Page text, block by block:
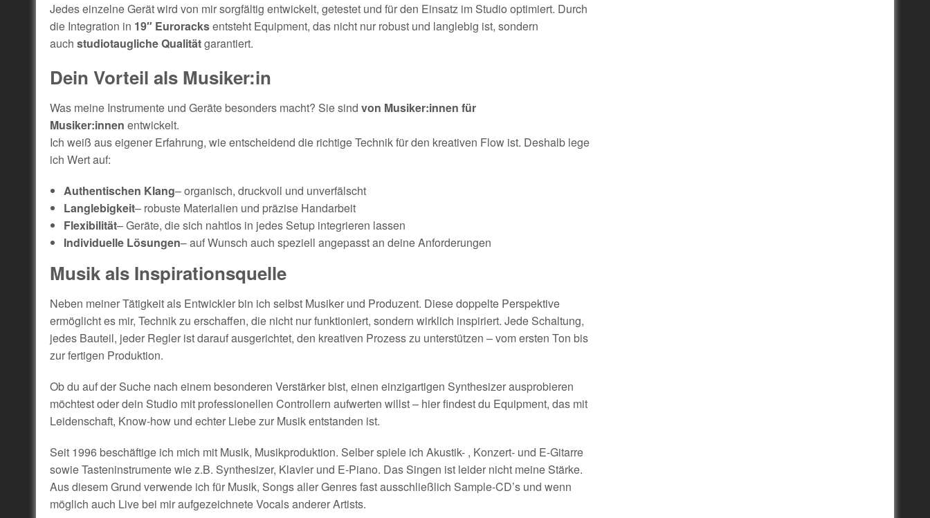
Jedes einzelne Gerät wird von mir sorgfältig entwickelt, getestet und für den Einsatz im Studio optimiert. Durch
die Integration in 19″ Euroracksentsteht Equipment, das nicht nur robust und langlebig ist, sondern
auch studiotaugliche Qualitätgarantiert.
Dein Vorteil als Musiker:in
Was meine Instrumente und Geräte besonders macht? Sie sind von Musiker:innen für
Musiker:innen entwickelt.
Ich weiß aus eigener Erfahrung, wie entscheidend die richtige Technik für den kreativen Flow ist. Deshalb lege
ich Wert auf:
Authentischen Klang– organisch, druckvoll und unverfälscht
Langlebigkeit– robuste Materialien und präzise Handarbeit
Flexibilität– Geräte, die sich nahtlos in jedes Setup integrieren lassen
Individuelle Lösungen– auf Wunsch auch speziell angepasst an deine Anforderungen
Musik als Inspirationsquelle
Neben meiner Tätigkeit als Entwickler bin ich selbst Musiker und Produzent. Diese doppelte Perspektive
ermöglicht es mir, Technik zu erschaffen, die nicht nur funktioniert, sondern wirklich inspiriert. Jede Schaltung,
jedes Bauteil, jeder Regler ist darauf ausgerichtet, den kreativen Prozess zu unterstützen – vom ersten Ton bis
zur fertigen Produktion.
Ob du auf der Suche nach einem besonderen Verstärker bist, einen einzigartigen Synthesizer ausprobieren
möchtest oder dein Studio mit professionellen Controllern aufwerten willst – hier findest du Equipment, das mit
Leidenschaft, Know-how und echter Liebe zur Musik entstanden ist.
Seit 1996 beschäftige ich mich mit Musik, Musikproduktion. Selber spiele ich Akustik- , Konzert- und E-Gitarre
sowie Tasteninstrumente wie z.B. Synthesizer, Klavier und E-Piano. Das Singen ist leider nicht meine Stärke.
Aus diesem Grund verwende ich für Musik, Songs aller Genres fast ausschließlich Sample-CD’s und wenn
möglich auch Live bei mir aufgezeichnete Vocals anderer Artists.